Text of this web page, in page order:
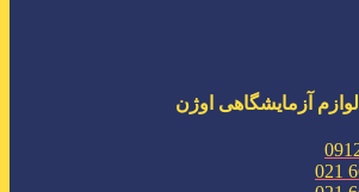
لوازم آزمایشگاهی اوژن